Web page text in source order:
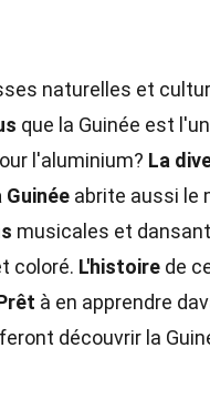
naturelles et
que la Guinée est
l'aluminium? La
Guinée abrite aussi le
musicales et
coloré. L'histoire de
à en apprendre
découvrir la